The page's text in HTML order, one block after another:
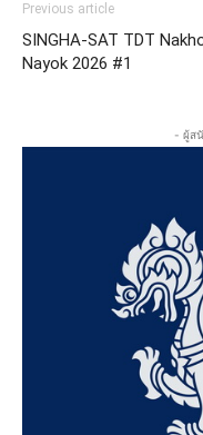
Previous article
SINGHA-SAT TDT
Nayok 2026 #1
- ผู้ส